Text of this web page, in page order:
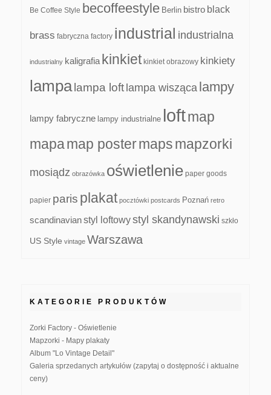
Be Coffee Style becoffeestyle Berlin bistro black
brass fabryczna factory industrial industrialna
industrialny kaligrafia kinkiet kinkiet obrazowy kinkiety
lampa lampa loft lampa wisząca lampy
lampy fabryczne lampy industrialne loftmap
mapamap postermapsmapzorki
mosiądz obrazówka oświetlenie paper goods
papier paris plakat pocztówki postcards Poznań retro
scandinavianstyl loftowystyl skandynawski szkło
US Style vintage Warszawa
KATEGORIE PRODUKTÓW
Zorki Factory - Oświetlenie
Mapzorki - Mapy plakaty
Album "Lo Vintage Detail"
Galeria sprzedanych artykułów (zapytaj o dostępność i aktualne
ceny)